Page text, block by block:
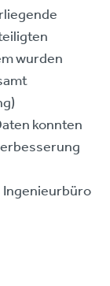
wurden
konnten